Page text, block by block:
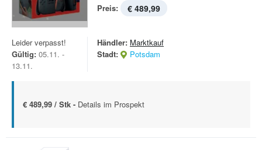
Preis: € 489,99
Leider verpasst!
Gültig: 05.11. -
13.11.
Händler: Marktkauf
Stadt:
Potsdam
€ 489,99 / Stk - Details im Prospekt